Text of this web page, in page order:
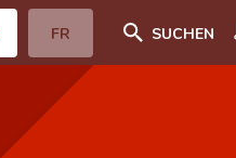
FR SUCHEN